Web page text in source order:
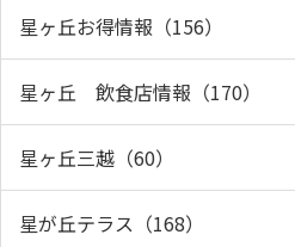
星ヶ丘お得情報（156）
星ヶ丘 飲食店情報（170）
星ヶ丘三越（60）
星が丘テラス（168）